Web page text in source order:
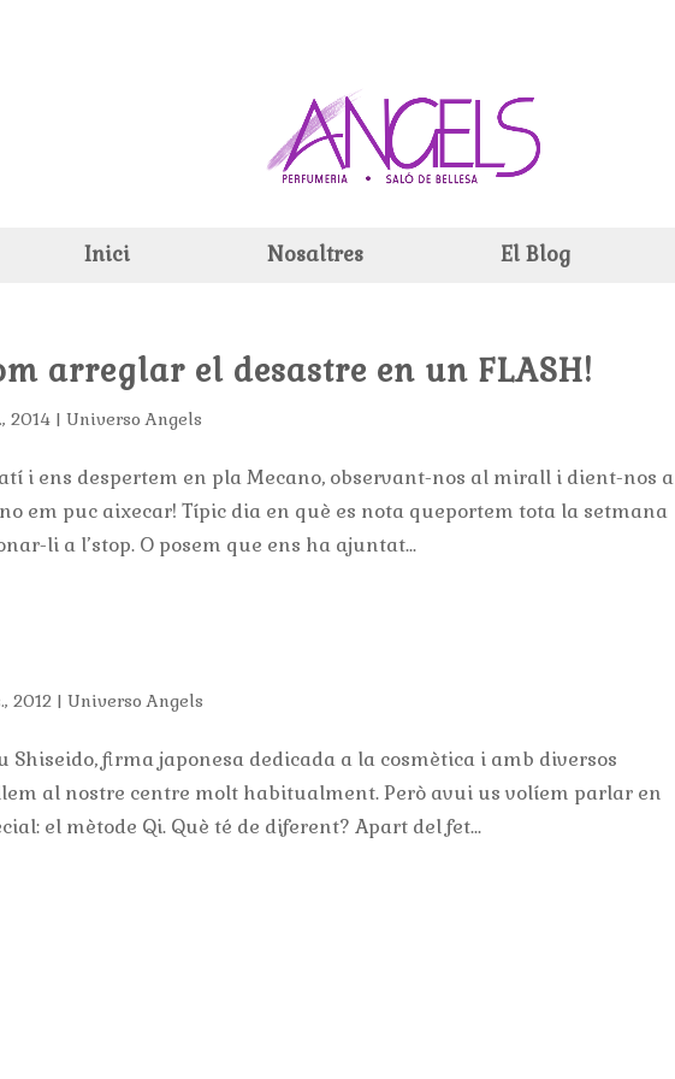
Inici Nosaltres El Blog
arreglar el desastre en un FLASH!
2014 |Universo Angels
i ens despertem en pla Mecano, observant-nos al mirall i dient-nos a
em puc aixecar! Típic dia en què es nota queportem tota la setmana
li a l’stop. O posem que ens ha ajuntat...
2012 |Universo Angels
Shiseido, firma japonesa dedicada a la cosmètica i amb diversos
al nostre centre molt habitualment. Però avui us volíem parlar en
el mètode Qi. Què té de diferent? Apart del fet...